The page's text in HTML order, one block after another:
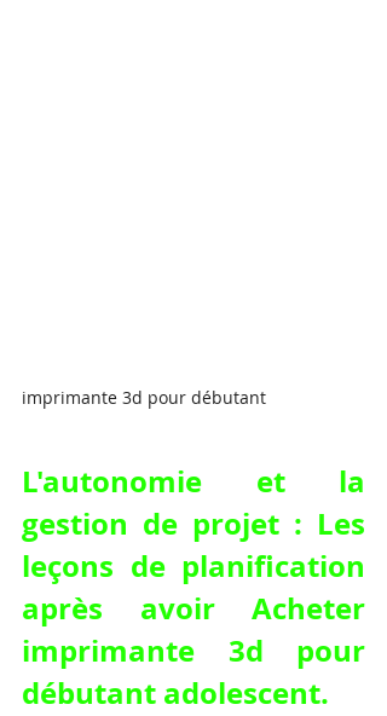
imprimante 3d pour débutant
L'autonomie et la
gestion de projet : Les
leçons de planification
après avoir Acheter
imprimante 3d pour
débutant adolescent.